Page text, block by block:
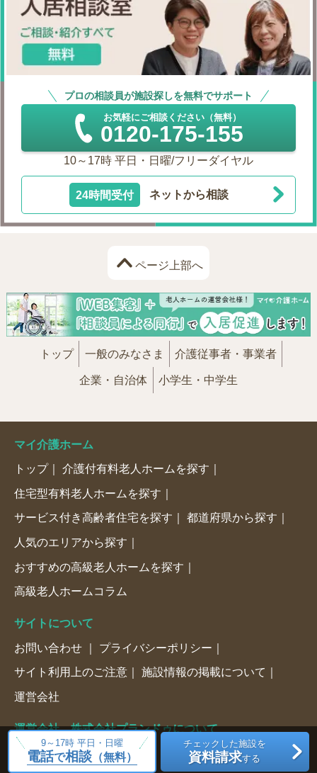
9～17時 平日・日曜
電話で相談（無料）
チェックした施設を
資料請求する
プロの相談員が施設探しを無料でサポート
お気軽にご相談ください（無料）
0120-175-155
10～17時 平日・日曜/フリーダイヤル
24時間受付 ネットから相談
ページ上部へ
トップ 一般のみなさま 介護従事者・事業者
企業・自治体 小学生・中学生
マイ介護ホーム
トップ 介護付有料老人ホームを探す
住宅型有料老人ホームを探す
サービス付き高齢者住宅を探す 都道府県から探す
人気のエリアから探す
おすすめの高級老人ホームを探す
高級老人ホームコラム
サイトについて
お問い合わせ プライバシーポリシー
サイト利用上のご注意 施設情報の掲載について
運営会社
運営会社 株式会社プランドゥについて
会社概要